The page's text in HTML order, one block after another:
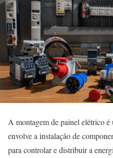
A montagem de painel elétrico é
envolve a instalação de
para controlar e distribuir a